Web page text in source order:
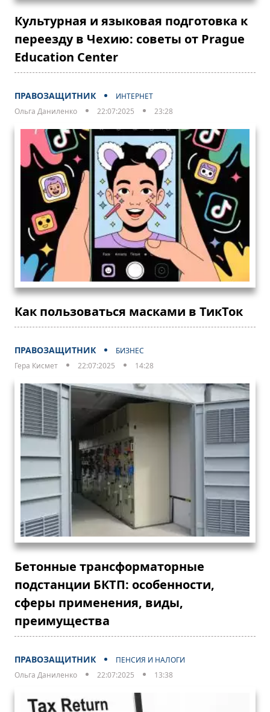
Культурная и языковая подготовка к
переезду в Чехию: советы от Prague
Education Center
ПРАВОЗАЩИТНИК
ИНТЕРНЕТ
Ольга Даниленко
22:07:2025 23:28
Как пользоваться масками в ТикТок
ПРАВОЗАЩИТНИК
БИЗНЕС
Гера Кисмет
22:07:2025 14:28
Бетонные трансформаторные
подстанции БКТП: особенности,
сферы применения, виды,
преимущества
ПРАВОЗАЩИТНИК
ПЕНСИЯ И НАЛОГИ
Ольга Даниленко
22:07:2025 13:38